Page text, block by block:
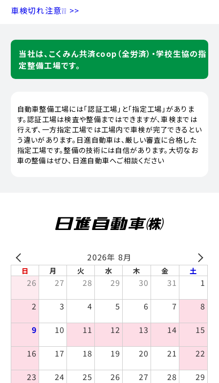
車検切れ注意❕❕ >>
当社は、こくみん共済coop（全労済）・学校生協の指
定整備工場です。
自動車整備工場には「認証工場」と「指定工場」がありま
す。認証工場は検査や整備まではできますが、車検までは
行えず、一方指定工場では工場内で車検が完了できるとい
う違いがあります。日進自動車は、厳しい審査に合格した
指定工場です。整備の技術には自信があります。大切なお
車の整備はぜひ、日進自動車へご相談ください
2026年 8月 NEXT
日 月 火 水 木 金 土
26 27 28 29 30 31
1
2
3 4 5 6 7
8
9
10 11 12 13 14
15
16
17 18 19 20 21
22
23
24 25 26 27 28
29